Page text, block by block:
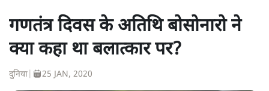
गणतंत्र दिवस के अतिथि बोसोनारो ने
क्या कहा था बलात्कार पर?
दुनिया 25 JAN, 2020